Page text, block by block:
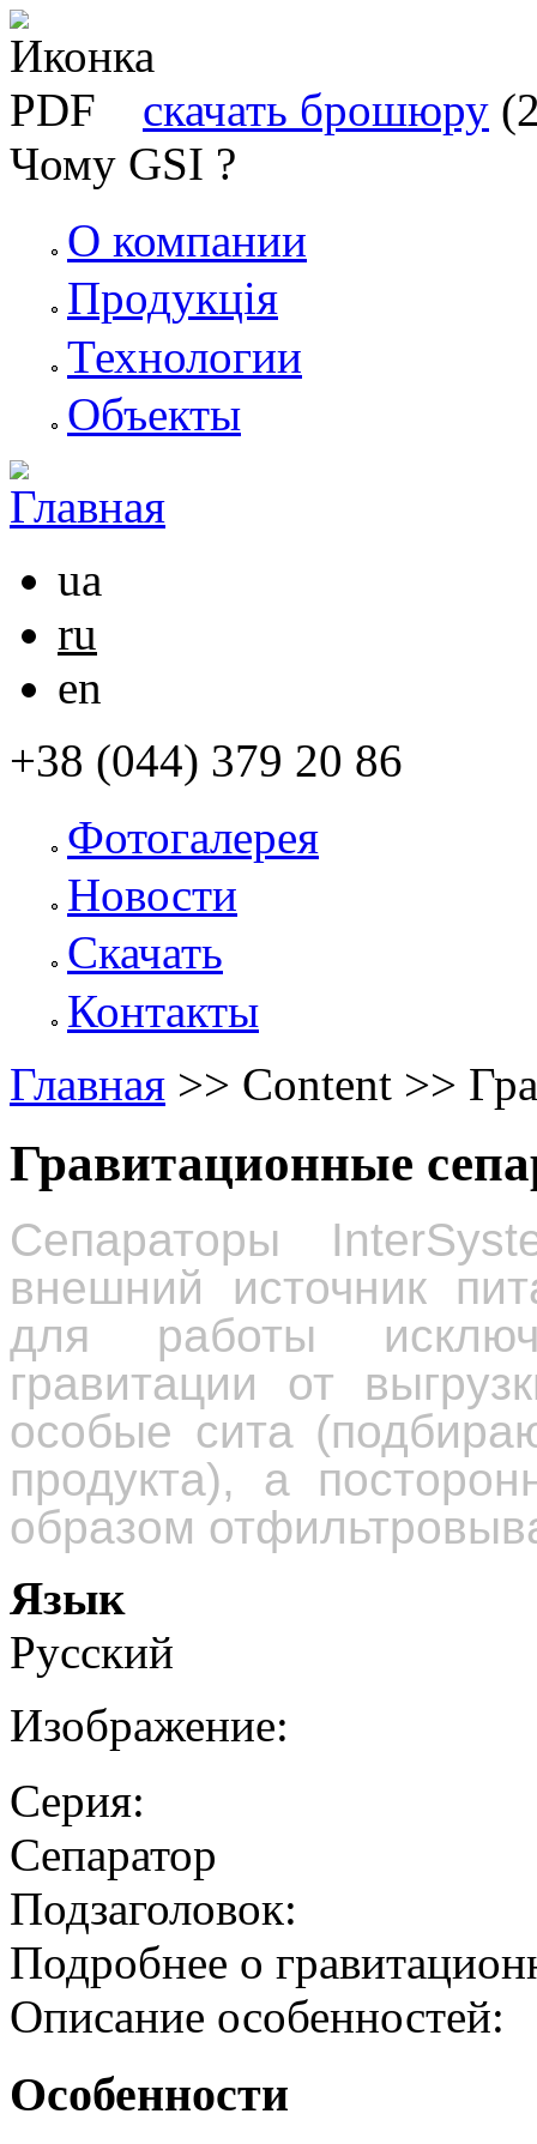
скачать брошюру
Чому GSI ?
О компании
Продукція
Технологии
Объекты
ua
ru
en
+38 (044) 379 20 86
Фотогалерея
Новости
Скачать
Контакты
Главная >> Content >>
Гравитационные
Сепараторы
внешний источник
для работы
гравитации от
особые сита
продукта), а
образом
Язык
Русский
Изображение:
Серия:
Сепаратор
Подзаголовок:
Подробнее о
Описание особенностей:
Особенности